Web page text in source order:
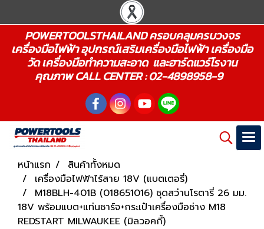
POWERTOOLSTHAILAND ครอบคลุมครบวงจร
เครื่องมือไฟฟ้า อุปกรณ์เสริมเครื่องมือไฟฟ้า เครื่องมือ
วัด เครื่องมือทำความสะอาด และฮาร์ดแวร์โรงาน
คุณภาพ CALL CENTER : 02-4898958-9
หน้าแรก
สินค้าทั้งหมด
เครื่องมือไฟฟ้าไร้สาย 18V (แบตเตอรี่)
M18BLH-401B (018651016) ชุดสว่านโรตารี่ 26 มม.
18V พร้อมแบต+แท่นชาร์จ+กระเป๋าเครื่องมือช่าง M18
REDSTART MILWAUKEE (มิลวอคกี้)